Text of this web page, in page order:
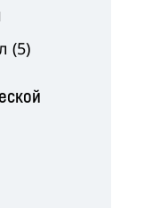
(5)